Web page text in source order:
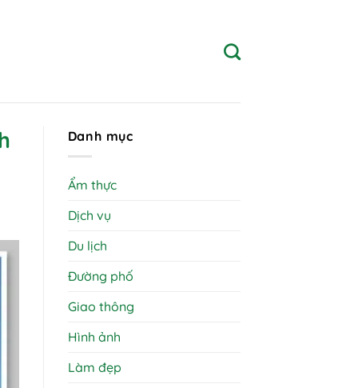
Danh mục
Ẩm thực
Dịch vụ
Du lịch
Đường phố
Giao thông
Hình ảnh
Làm đẹp